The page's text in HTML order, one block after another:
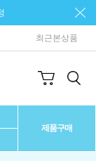
최근본상품
제품구매